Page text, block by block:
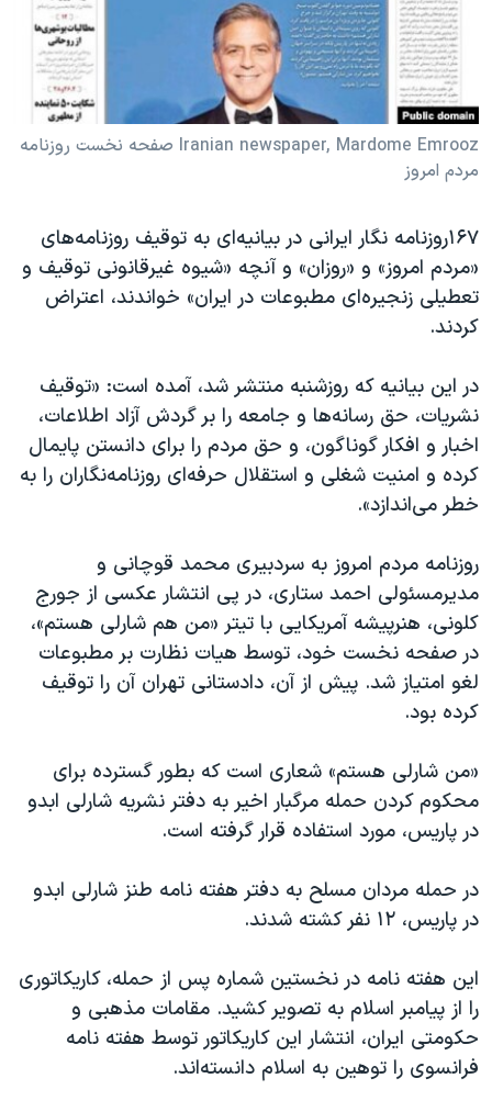
فرهنگ و زندگی
حقوق شهروندی
اقتصادی
علم و فناوری
اسرائیل در جنگ
آرشیو پخش زنده
مستندها
انتخابات ریاست جمهوری آمریکا ۲۰۲۴
حمله جمهوری اسلامی به اسرائیل
رمز مهسا
ورزش زنان در ایران
مجموعه مستندهای دادخواهی
تریبونال مردمی آبان ۹۸
دادگاه حمید نوری
چهل سال گروگان‌گیری
قانون شفافیت دارائی کادر رهبری ایران
اعتراضات مردمی آبان ۹۸
اسرائیل در جنگ
همایش محافظه‌کاران آمریکا «سی‌پک»
صفحه‌های ویژه
سفر پرزیدنت ترامپ به چین
دنبال کنید
زبانهای مختلف
Iranian newspaper, Mardome Emrooz صفحه نخست روزنامه
مردم امروز
۱۶۷روزنامه‌ نگار ایرانی در بیانیه‌‌ای به توقیف روزنامه‌های
«مردم امروز» و «روزان» و آنچه «شیوه غیرقانونی توقیف و
تعطیلی زنجیره‌ای مطبوعات در ایران» خواندند، اعتراض
کردند.
در این بیانیه که روزشنبه منتشر شد، آمده‌ است: «توقیف
نشریات، حق رسانه‌ها و جامعه را بر گردش آزاد اطلاعات،
اخبار و افکار گوناگون، و حق مردم را برای دانستن پایمال
کرده و امنیت شغلی و استقلال حرفه‌ای روزنامه‌نگاران را به
خطر می‌اندازد».
روزنامه مردم امروز به سردبیری محمد قوچانی و
مدیرمسئولی احمد ستاری، در پی انتشار عکسی از جورج
کلونی، هنرپیشه آمریکایی با تیتر «من هم شارلی هستم»،
در صفحه نخست خود، توسط هیات نظارت بر مطبوعات
لغو امتیاز شد. پیش از آن، دادستانی تهران آن را توقیف
کرده بود.
«من شارلی هستم» شعاری است که بطور گسترده برای
محکوم کردن حمله مرگبار اخیر به دفتر نشریه شارلی ابدو
در پاریس، مورد استفاده قرار گرفته است.
در حمله مردان مسلح به دفتر هفته نامه طنز شارلی ابدو
در پاریس، ۱۲ نفر کشته شدند.
این هفته نامه در نخستین شماره پس از حمله، کاریکاتوری
را از پیامبر اسلام به تصویر کشید. مقامات مذهبی و
حکومتی ایران، انتشار این کاریکاتور توسط هفته نامه
فرانسوی را توهین به اسلام دانسته‌اند.